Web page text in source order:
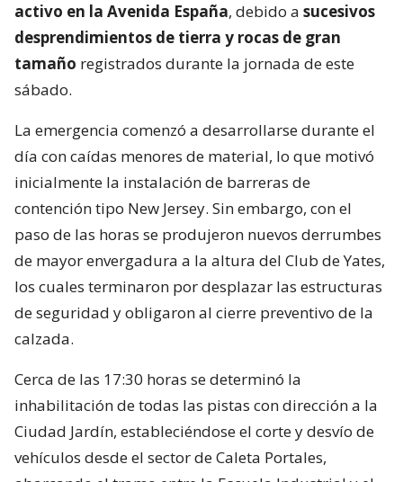
activo en la Avenida España, debido a sucesivos
desprendimientos de tierra y rocas de gran
tamaño registrados durante la jornada de este
sábado.
La emergencia comenzó a desarrollarse durante el
día con caídas menores de material, lo que motivó
inicialmente la instalación de barreras de
contención tipo New Jersey. Sin embargo, con el
paso de las horas se produjeron nuevos derrumbes
de mayor envergadura a la altura del Club de Yates,
los cuales terminaron por desplazar las estructuras
de seguridad y obligaron al cierre preventivo de la
calzada.
Cerca de las 17:30 horas se determinó la
inhabilitación de todas las pistas con dirección a la
Ciudad Jardín, estableciéndose el corte y desvío de
vehículos desde el sector de Caleta Portales,